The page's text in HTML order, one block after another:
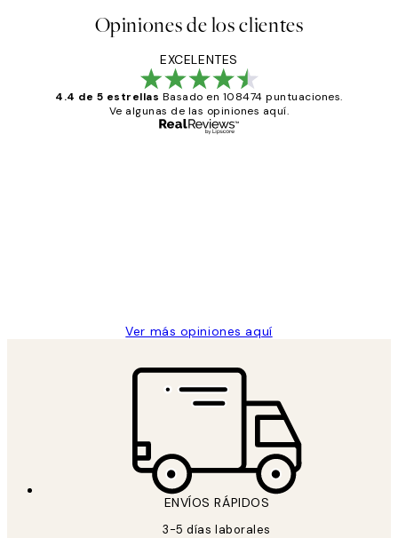
Opiniones de los clientes
EXCELENTES
4.4 de 5 estrellas Basado en 108474 puntuaciones.
Ve algunas de las opiniones aquí.
Ver más opiniones aquí
ENVÍOS RÁPIDOS
3-5 días laborales